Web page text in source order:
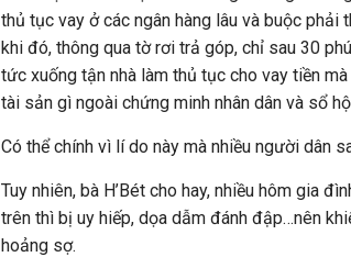
thủ tục vay ở các ngân hàng lâu và buộc phải
khi đó, thông qua tờ rơi trả góp, chỉ sau 30
tức xuống tận nhà làm thủ tục cho vay tiền
tài sản gì ngoài chứng minh nhân dân và sổ
Có thể chính vì lí do này mà nhiều người dân
Tuy nhiên, bà H’Bét cho hay, nhiều hôm gia
trên thì bị uy hiếp, dọa dẫm đánh đập…nên
hoảng sợ.